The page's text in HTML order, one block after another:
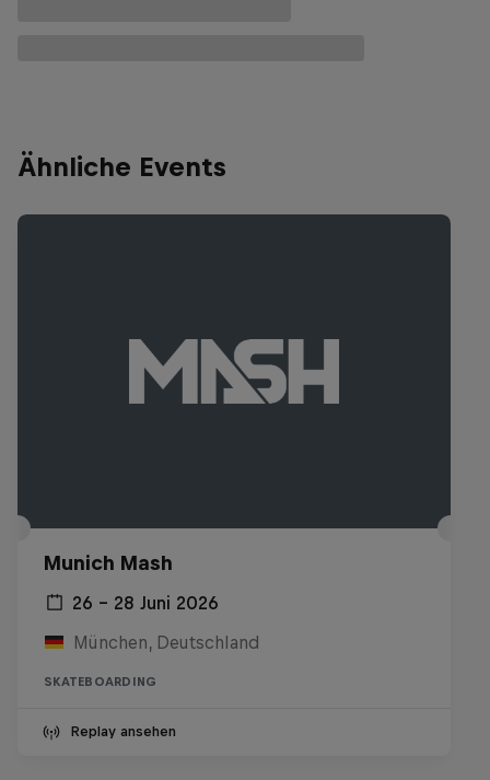
Ähnliche Events
Munich Mash
26 – 28 Juni 2026
München, Deutschland
SKATEBOARDING
Replay ansehen